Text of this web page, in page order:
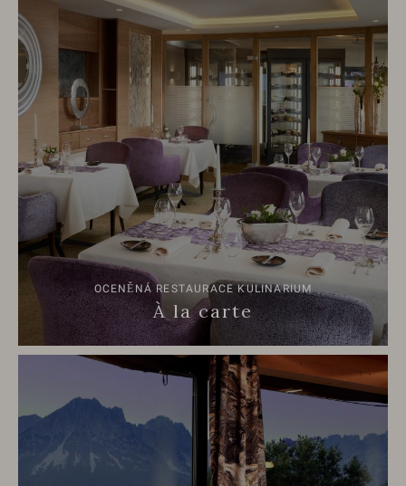
OCENĚNÁ RESTAURACE KULINARIUM
À la carte